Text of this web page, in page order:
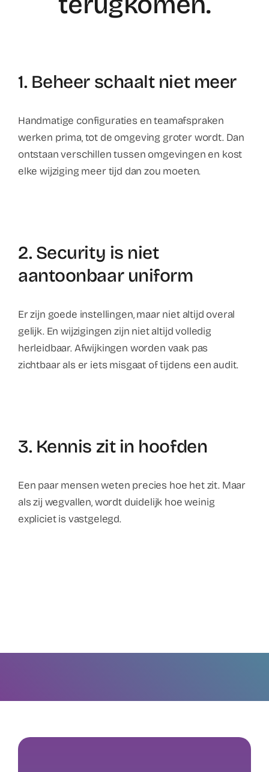
1. Beheer schaalt niet meer
Handmatige configuraties en teamafspraken
werken prima, tot de omgeving groter wordt. Dan
ontstaan verschillen tussen omgevingen en kost
elke wijziging meer tijd dan zou moeten.
2. Security is niet
aantoonbaar uniform
Er zijn goede instellingen, maar niet altijd overal
gelijk. En wijzigingen zijn niet altijd volledig
herleidbaar. Afwijkingen worden vaak pas
zichtbaar als er iets misgaat of tijdens een audit.
3. Kennis zit in hoofden
Een paar mensen weten precies hoe het zit. Maar
als zij wegvallen, wordt duidelijk hoe weinig
expliciet is vastgelegd.